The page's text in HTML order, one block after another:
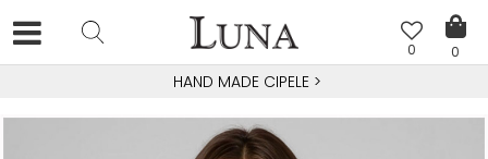
0
0
HAND MADE CIPELE >